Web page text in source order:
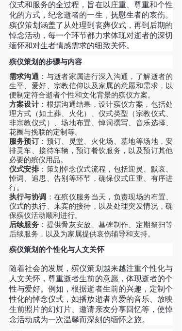
仪式和服务的全过程，旨在以庄重、尊重和个性
化的方式，纪念逝者的一生，抚慰生者的哀伤。
殡仪策划涵盖了从处理到丧葬仪式，再到后期的
悼念活动，每一个环节都力求体现对逝者的深切
缅怀和对生者情感需求的细致关怀。
殡仪策划的步骤与内容
需求沟通 ：与逝者家属进行深入沟通，了解逝者的
生平、爱好、宗教信仰以及家属的意愿和需求，以
便制定符合逝者个性和文化背景的殡仪方案。
方案设计：根据沟通结果，设计殡仪方案，包括处
理方式（如土葬、火化）、仪式类型（宗教仪式、
非宗教仪式）、场地布置、悼词撰写、音乐选择、
花圈与挽联的定制等。
服务预订：预订、灵堂、火化场、墓地等场地，安
排灵车、接待车辆，预订餐饮服务，以及预订其他
必要的殡仪用品。
仪式安排：策划悼念仪式流程，包括迎灵、默哀、
悼词、追思、告别等环节，确保仪式庄重、有序进
行。
执行与协调 ：在殡仪服务当天，负责现场的布置、
仪式的执行、来宾的接待，以及处理突发情况，确
保殡仪活动顺利进行。
后续服务 ：提供骨灰安放、墓碑制作、定期祭扫等
后续服务，以及为家属提供哀伤辅导和支持。
殡仪策划的个性化与人文关怀
随着社会的发展，殡仪策划越来越注重个性化与
人文关怀，尊重逝者生前的意愿，体现逝者的个
性与爱好。例如，根据逝者生前的兴趣，定制个
性化的悼念仪式，如播放逝者喜爱的音乐、放映
生前照片的幻灯片、邀请亲友分享回忆等，使悼
念活动成为一次温馨而深刻的缅怀之旅。